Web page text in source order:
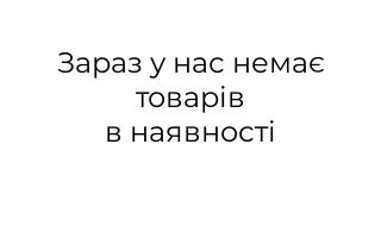
Зараз у нас немає
товарів
в наявності